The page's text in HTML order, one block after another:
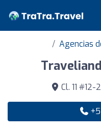
Agencias
Cl. 11 #12-